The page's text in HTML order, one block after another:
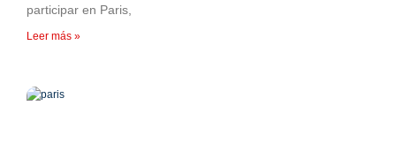
participar en Paris,
Leer más »